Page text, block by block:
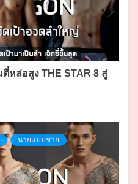
หล่อสูง THE STAR 8 สู่
นายแบบชาย